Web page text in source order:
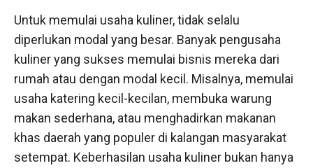
Untuk memulai usaha kuliner, tidak selalu
diperlukan modal yang besar. Banyak pengusaha
kuliner yang sukses memulai bisnis mereka dari
rumah atau dengan modal kecil. Misalnya, memulai
usaha katering kecil-kecilan, membuka warung
makan sederhana, atau menghadirkan makanan
khas daerah yang populer di kalangan masyarakat
setempat. Keberhasilan usaha kuliner bukan hanya